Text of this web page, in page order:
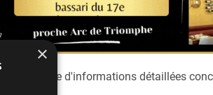
pas encore d'informations détaillées
×